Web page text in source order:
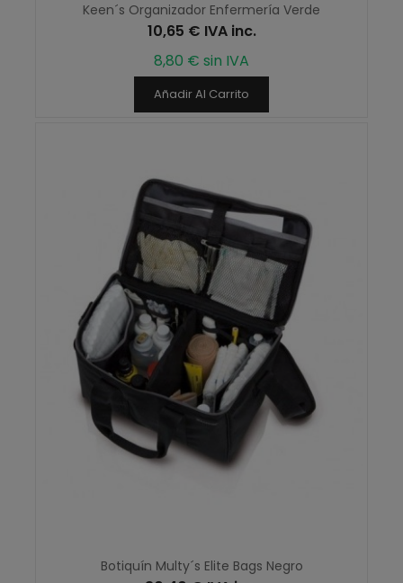
Keen´s Organizador Enfermería Verde
10,65 € IVA inc.
8,80 € sin IVA
Añadir Al Carrito
Botiquín Multy´s Elite Bags Negro